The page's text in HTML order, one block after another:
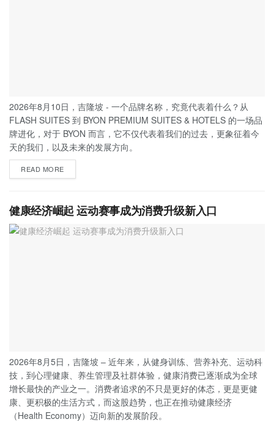
2026年8月10日，吉隆坡 - 一个品牌名称，究竟代表着什么？从
FLASH SUITES 到 BYON PREMIUM SUITES & HOTELS 的一场品
牌进化，对于 BYON 而言，它不仅代表着我们的过去，更象征着今
天的我们，以及未来的发展方向。
READ MORE
健康经济崛起 运动赛事成为消费升级新入口
2026年8月5日，吉隆坡 – 近年来，从健身训练、营养补充、运动科
技，到心理健康、养生管理及社群体验，健康消费已逐渐成为全球
增长最快的产业之一。消费者追求的不只是更好的体态，更是更健
康、更积极的生活方式，而这股趋势，也正在推动健康经济
（Health Economy）迈向新的发展阶段。